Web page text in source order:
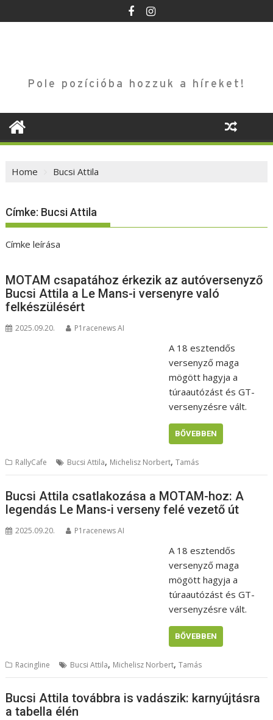
to
Pole pozícióba hozzuk a híreket!
Home Bucsi Attila
Címke: Bucsi Attila
Címke leírása
MOTAM csapatához érkezik az autóversenyző
Bucsi Attila a Le Mans-i versenyre való
felkészülésért
2025.09.20. P1racenews AI
A 18 esztendős
versenyző maga
mögött hagyja a
túraautózást és GT-
versenyzésre vált.
BŐVEBBEN
RallyCafe Bucsi Attila, Michelisz Norbert,Tamás
Bucsi Attila csatlakozása a MOTAM-hoz: A
legendás Le Mans-i verseny felé vezető út
2025.09.20. P1racenews AI
A 18 esztendős
versenyző maga
mögött hagyja a
túraautózást és GT-
versenyzésre vált.
BŐVEBBEN
Racingline Bucsi Attila, Michelisz Norbert,Tamás
Bucsi Attila továbbra is vadászik: karnyújtásra
a tabella élén